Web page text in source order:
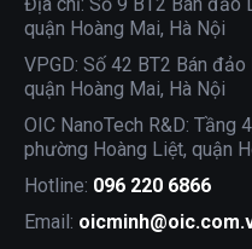
quận Hoàng Mai, Hà Nội
VPGD: Số 42 BT2 Bán
quận Hoàng Mai, Hà Nội
OIC NanoTech R&D: Tầng
phường Hoàng Liệt, quận
Hotline: 096 220 6866
Email: